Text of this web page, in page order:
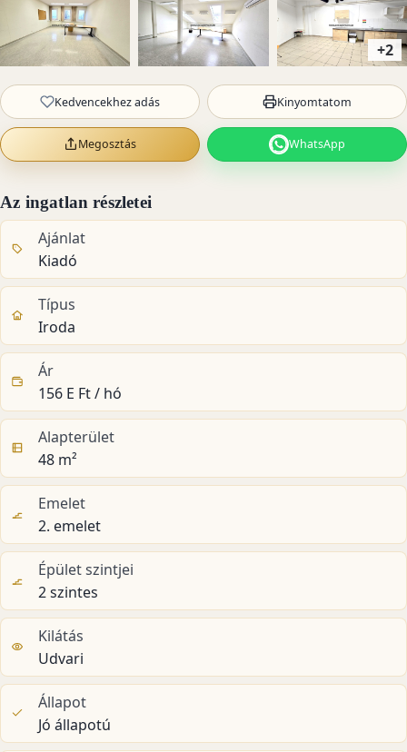
+2
Kedvencekhez adás Kinyomtatom
Megosztás WhatsApp
Az ingatlan részletei
Ajánlat
Kiadó
Típus
Iroda
Ár
156 E Ft / hó
Alapterület
48 m²
Emelet
2. emelet
Épület szintjei
2 szintes
Kilátás
Udvari
Állapot
Jó állapotú